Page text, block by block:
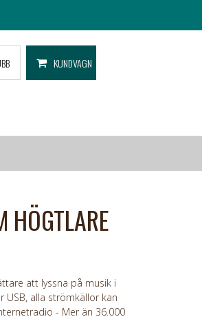
KUNDVAGN
HÖGTLARE
att lyssna på musik i
USB, alla strömkällor kan
- Mer än 36.000